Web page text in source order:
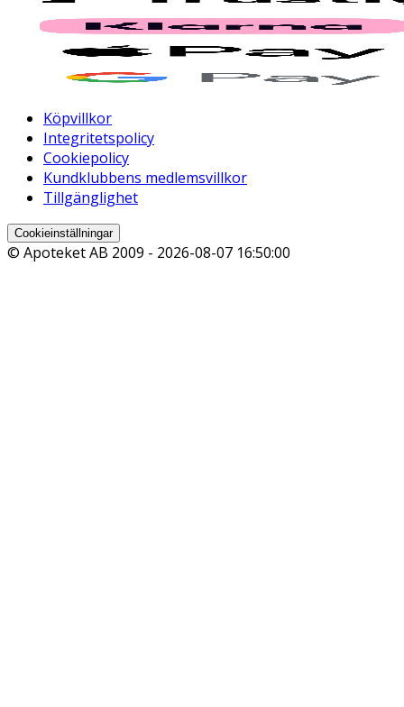
Köpvillkor
Integritetspolicy
Cookiepolicy
Kundklubbens medlemsvillkor
Tillgänglighet
Cookieinställningar
© Apoteket AB 2009 - 2026-08-07 16:50:00